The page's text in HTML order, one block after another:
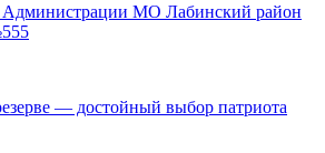
Администрации МО Лабинский район
— достойный выбор патриота